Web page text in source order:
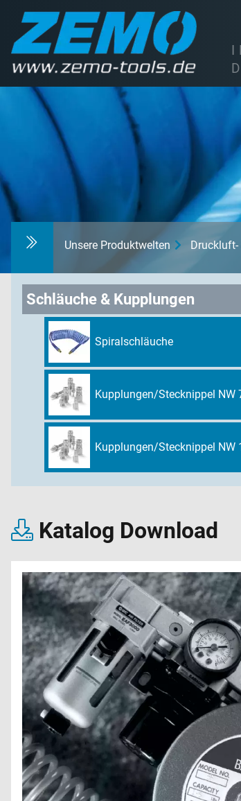
I
D
Unsere Produktwelten
Schläuche & Kupplungen
Spiralschläuche
Kupplungen/Stecknippel NW
Kupplungen/Stecknippel NW
Katalog Download